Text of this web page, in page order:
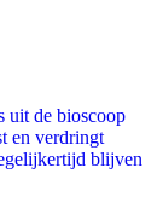
uit de bioscoop
en verdringt
blijven